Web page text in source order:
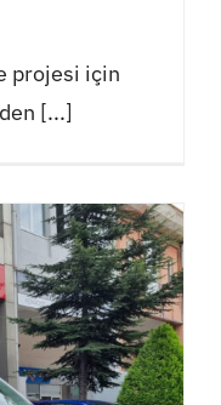
projesi için
[...]